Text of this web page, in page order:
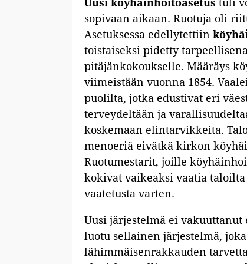
Uusi köyhäinhoitoasetus tuli
sopivaan aikaan. Ruotuja oli
Asetuksessa edellytettiin
toistaiseksi pidetty
pitäjänkokoukselle. Määräys
viimeistään vuonna 1854.
puolilta, jotka edustivat eri
terveydeltään ja
koskemaan elintarvikkeita.
menoeriä eivätkä kirkon
Ruotumestarit, joille
kokivat vaikeaksi vaatia
vaatetusta varten.
Uusi järjestelmä ei
luotu sellainen järjestelmä,
lähimmäisenrakkauden